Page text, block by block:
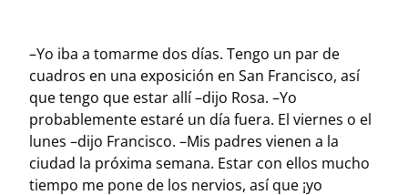
–Yo iba a tomarme dos días. Tengo un par de
cuadros en una exposición en San Francisco, así
que tengo que estar allí –dijo Rosa. –Yo
probablemente estaré un día fuera. El viernes o el
lunes –dijo Francisco. –Mis padres vienen a la
ciudad la próxima semana. Estar con ellos mucho
tiempo me pone de los nervios, así que ¡yo